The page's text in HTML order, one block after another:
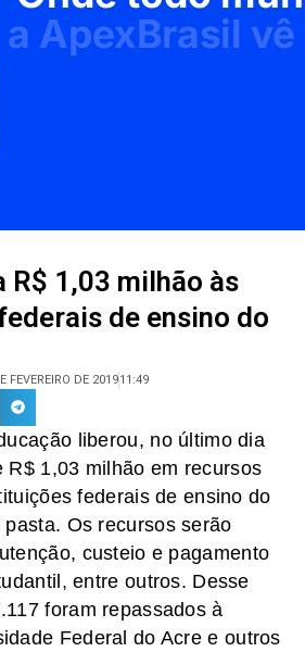
R$ 1,03 milhão às
de ensino do
FEVEREIRO DE 201911:49
liberou, no último dia
R$ 1,03 milhão em recursos
federais de ensino do
Os recursos serão
custeio e pagamento
entre outros. Desse
foram repassados à
Federal do Acre e outros